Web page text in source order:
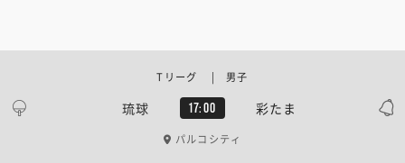
琉球 17:00 彩たま
Tリーグ | 男子
パルコシティ